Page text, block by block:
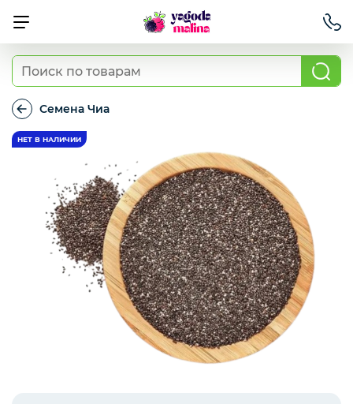
Ягода свежая
Авокадо, батат, спаржа свежая
Грибы
Зелень / салаты
Семена Чиа
Семена